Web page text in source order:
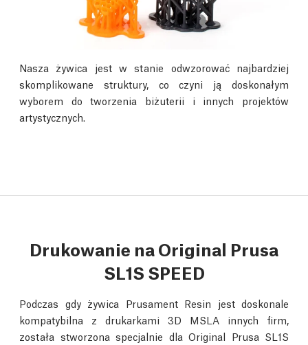
Nasza żywica jest w stanie odwzorować najbardziej
skomplikowane struktury, co czyni ją doskonałym
wyborem do tworzenia biżuterii i innych projektów
artystycznych.
Drukowanie na Original Prusa
SL1S SPEED
Podczas gdy żywica Prusament Resin jest doskonale
kompatybilna z drukarkami 3D MSLA innych firm,
została stworzona specjalnie dla Original Prusa SL1S